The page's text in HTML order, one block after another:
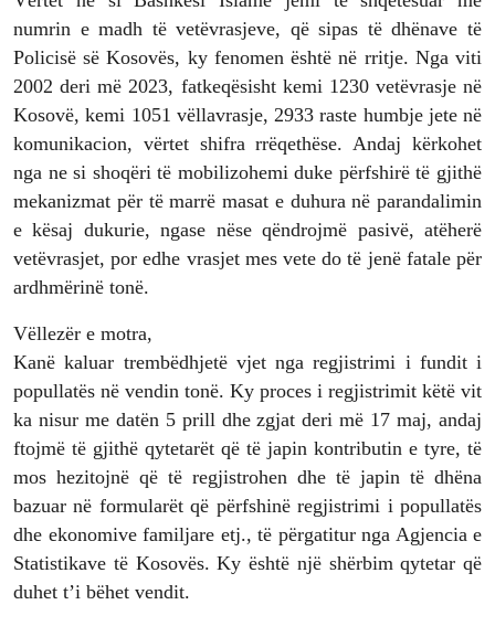
numrin e madh të vetëvrasjeve, që sipas të dhënave të
Policisë së Kosovës, ky fenomen është në rritje. Nga viti
2002 deri më 2023, fatkeqësisht kemi 1230 vetëvrasje në
Kosovë, kemi 1051 vëllavrasje, 2933 raste humbje jete në
komunikacion, vërtet shifra rrëqethëse. Andaj kërkohet
nga ne si shoqëri të mobilizohemi duke përfshirë të gjithë
mekanizmat për të marrë masat e duhura në parandalimin
e kësaj dukurie, ngase nëse qëndrojmë pasivë, atëherë
vetëvrasjet, por edhe vrasjet mes vete do të jenë fatale për
ardhmërinë tonë.
Vëllezër e motra,
Kanë kaluar trembëdhjetë vjet nga regjistrimi i fundit i
popullatës në vendin tonë. Ky proces i regjistrimit këtë vit
ka nisur me datën 5 prill dhe zgjat deri më 17 maj, andaj
ftojmë të gjithë qytetarët që të japin kontributin e tyre, të
mos hezitojnë që të regjistrohen dhe të japin të dhëna
bazuar në formularët që përfshinë regjistrimi i popullatës
dhe ekonomive familjare etj., të përgatitur nga Agjencia e
Statistikave të Kosovës. Ky është një shërbim qytetar që
duhet t’i bëhet vendit.